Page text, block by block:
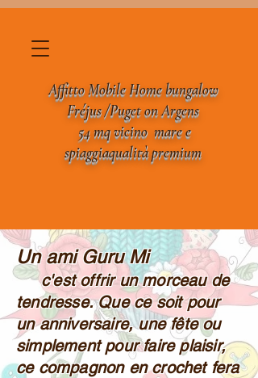
Affitto Mobile Home bungalow
Fréjus/PugetonArgens
54 mqvicino mare e
spiaggiaqualitàpremium
Un ami Guru Mi
c'est offrir un morceau de
tendresse. Que ce soit pour
un anniversaire, une fête ou
simplement pour faire plaisir,
ce compagnon en crochet fera